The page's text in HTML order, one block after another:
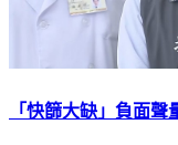
「快篩大缺」負面